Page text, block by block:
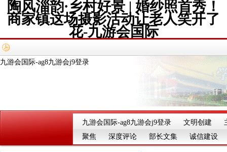
陶风淄韵·乡村好景 | 婚纱照首秀！
商家镇这场摄影活动让老人笑开了
花-九游会国际
九游会国际-ag8九游会j9登录
九游会国际-ag8九游会j9登录 文明创建
聚焦
深度评论 部长文集 诚信建设